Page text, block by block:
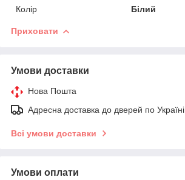
Колір
Білий
Приховати
Умови доставки
Нова Пошта
Адресна доставка до дверей по Україні
Всі умови доставки
Умови оплати